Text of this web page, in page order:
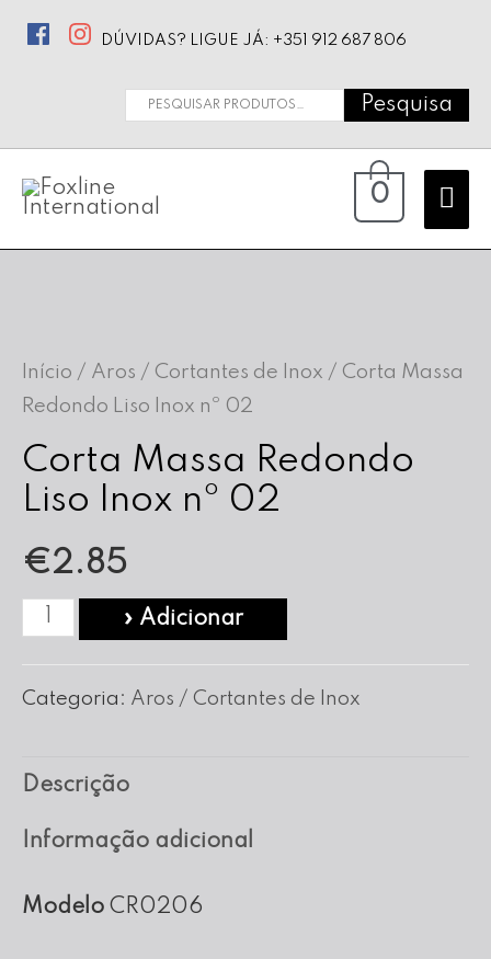
DÚVIDAS? LIGUE JÁ: +351 912 687 806
Pesquisar
Pesquisa
0
Início / Aros / Cortantes de Inox / Corta Massa
Redondo Liso Inox nº 02
Corta Massa Redondo
Liso Inox nº 02
€2.85
Quantidade
Corta
Liso
Inox
02
» Adicionar
Categoria: Aros / Cortantes de Inox
Descrição
Informação adicional
Modelo CR0206